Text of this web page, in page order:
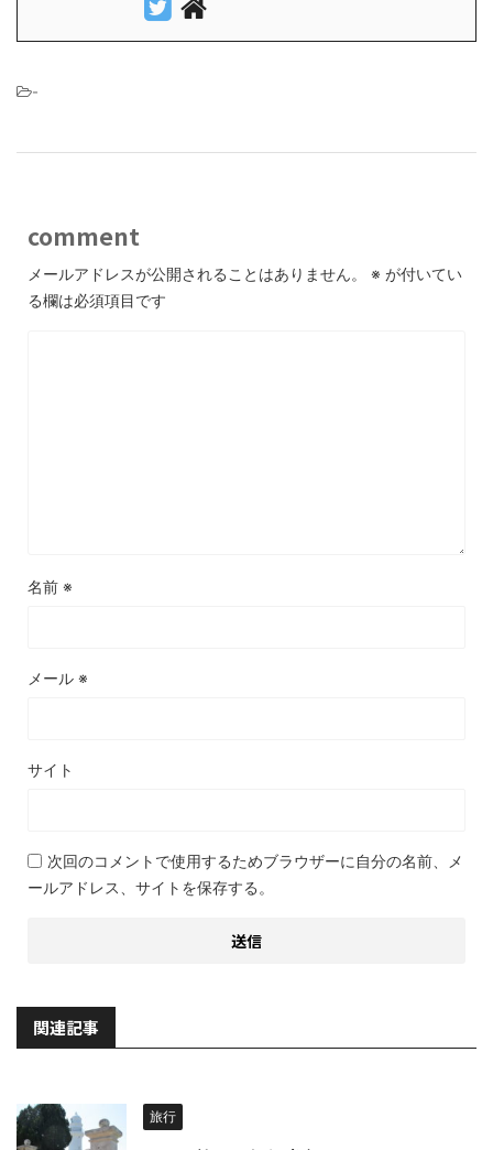
-
comment
メールアドレスが公開されることはありません。 ※ が付いてい
る欄は必須項目です
名前 ※
メール ※
サイト
次回のコメントで使用するためブラウザーに自分の名前、メ
ールアドレス、サイトを保存する。
関連記事
旅行